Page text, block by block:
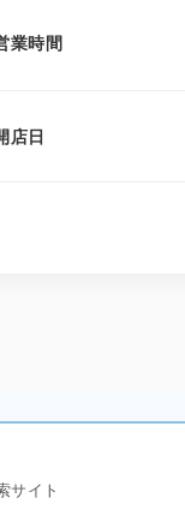
業時間
店日
サイト